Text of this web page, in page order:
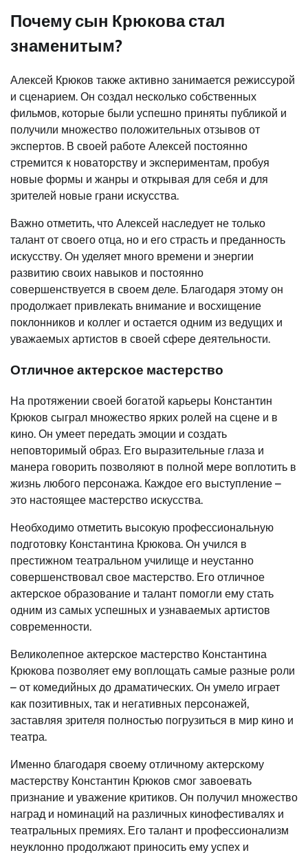
Почему сын Крюкова стал
знаменитым?
Алексей Крюков также активно занимается режиссурой
и сценарием. Он создал несколько собственных
фильмов, которые были успешно приняты публикой и
получили множество положительных отзывов от
экспертов. В своей работе Алексей постоянно
стремится к новаторству и экспериментам, пробуя
новые формы и жанры и открывая для себя и для
зрителей новые грани искусства.
Важно отметить, что Алексей наследует не только
талант от своего отца, но и его страсть и преданность
искусству. Он уделяет много времени и энергии
развитию своих навыков и постоянно
совершенствуется в своем деле. Благодаря этому он
продолжает привлекать внимание и восхищение
поклонников и коллег и остается одним из ведущих и
уважаемых артистов в своей сфере деятельности.
Отличное актерское мастерство
На протяжении своей богатой карьеры Константин
Крюков сыграл множество ярких ролей на сцене и в
кино. Он умеет передать эмоции и создать
неповторимый образ. Его выразительные глаза и
манера говорить позволяют в полной мере воплотить в
жизнь любого персонажа. Каждое его выступление –
это настоящее мастерство искусства.
Необходимо отметить высокую профессиональную
подготовку Константина Крюкова. Он учился в
престижном театральном училище и неустанно
совершенствовал свое мастерство. Его отличное
актерское образование и талант помогли ему стать
одним из самых успешных и узнаваемых артистов
современности.
Великолепное актерское мастерство Константина
Крюкова позволяет ему воплощать самые разные роли
– от комедийных до драматических. Он умело играет
как позитивных, так и негативных персонажей,
заставляя зрителя полностью погрузиться в мир кино и
театра.
Именно благодаря своему отличному актерскому
мастерству Константин Крюков смог завоевать
признание и уважение критиков. Он получил множество
наград и номинаций на различных кинофестивалях и
театральных премиях. Его талант и профессионализм
неуклонно продолжают приносить ему успех и